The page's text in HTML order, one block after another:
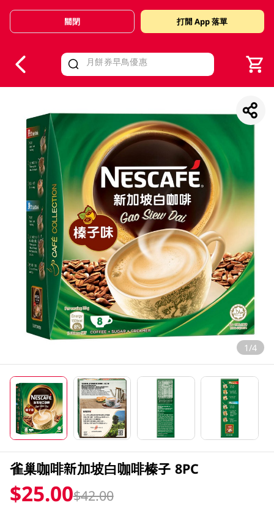
Valid Until 30 June 2026
關閉 打開 App 落單
1/4
雀巢咖啡新加坡白咖啡榛子 8PC
$25.00$42.00